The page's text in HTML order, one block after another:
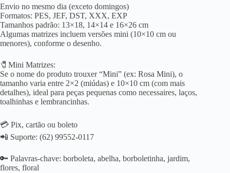
Envio no mesmo dia (exceto domingos)
Formatos: PES, JEF, DST, XXX, EXP
Tamanhos padrão: 13×18, 14×14 e 16×26 cm
Algumas matrizes incluem versões mini (10×10 cm ou
menores), conforme o desenho.
🧷Mini Matrizes:
Se o nome do produto trouxer “Mini” (ex: Rosa Mini), o
tamanho varia entre 2×2 (miúdas) e 10×10 cm (com mais
detalhes), ideal para peças pequenas como necessaires, laços,
toalhinhas e lembrancinhas.
💳 Pix, cartão ou boleto
📲 Suporte: (62) 99552-0117
🔑 Palavras-chave: borboleta, abelha, borboletinha, jardim,
flores, floral